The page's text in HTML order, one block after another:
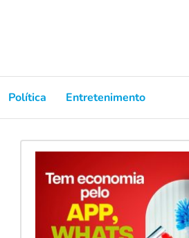
Política Entretenimento